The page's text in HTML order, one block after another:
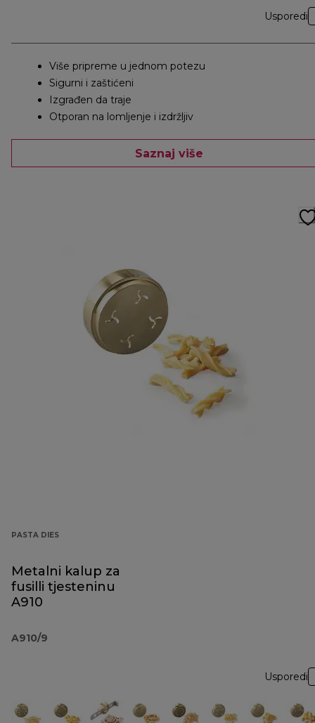
Usporedi
Više pripreme u jednom potezu
Sigurni i zaštićeni
Izgrađen da traje
Otporan na lomljenje i izdržljiv
Saznaj više
PASTA DIES
Metalni kalup za
fusilli tjesteninu
A910
A910/9
Usporedi